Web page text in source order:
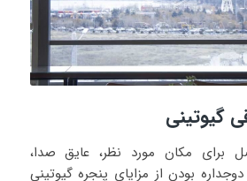
گیوتینی
برای مکان مورد نظر، عایق صدا،
بودن از مزایای پنجره گیوتینی